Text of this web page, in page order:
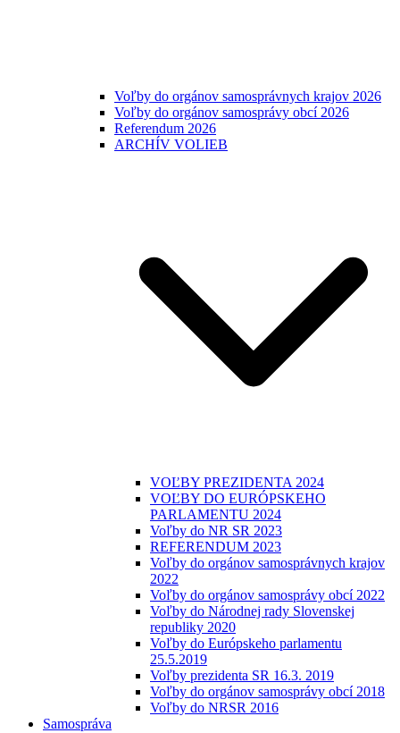
Voľby do orgánov samosprávnych krajov 2026
Voľby do orgánov samosprávy obcí 2026
Referendum 2026
ARCHÍV VOLIEB
VOĽBY PREZIDENTA 2024
VOĽBY DO EURÓPSKEHO
PARLAMENTU 2024
Voľby do NR SR 2023
REFERENDUM 2023
Voľby do orgánov samosprávnych krajov
2022
Voľby do orgánov samosprávy obcí 2022
Voľby do Národnej rady Slovenskej
republiky 2020
Voľby do Európskeho parlamentu
25.5.2019
Voľby prezidenta SR 16.3. 2019
Voľby do orgánov samosprávy obcí 2018
Voľby do NRSR 2016
Samospráva